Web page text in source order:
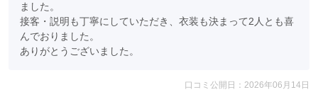
ました。
接客・説明も丁寧にしていただき、衣装も決まって2人とも喜
んでおりました。
ありがとうございました。
口コミ公開日：2026年06月14日